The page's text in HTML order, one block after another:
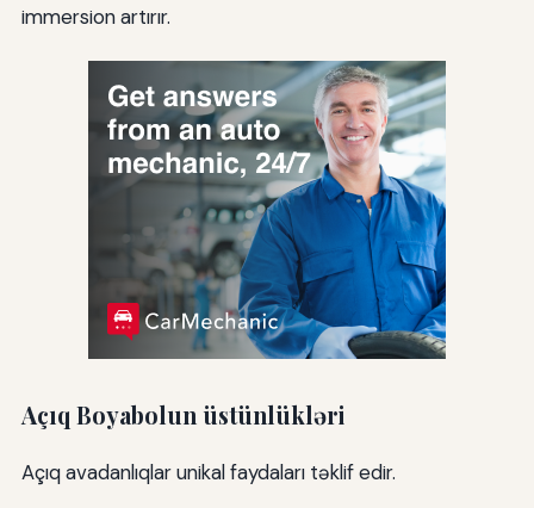
immersion artırır.
Açıq Boyabolun üstünlükləri
Açıq avadanlıqlar unikal faydaları təklif edir.